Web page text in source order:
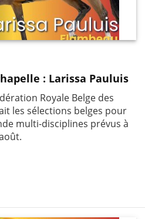
: Larissa Pauluis
Royale Belge des
les sélections belges pour
multi-disciplines prévus à